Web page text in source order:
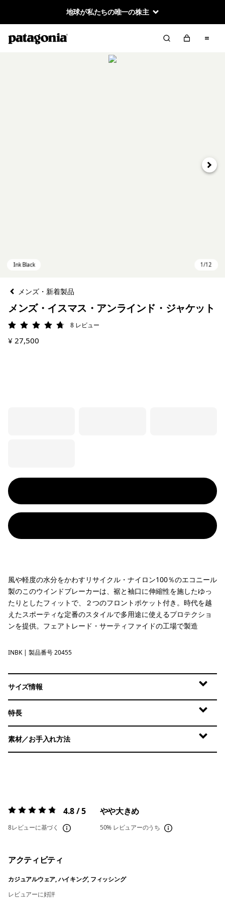
地球が私たちの唯一の株主
次へ
メンズ・新着製品
メンズ・イスマス・アンラインド・ジャケット
評価: 4.8 / 5
8 レビュー
¥ 27,500
風や軽度の水分をかわすリサイクル・ナイロン100％のエコニール
製のこのウインドブレーカーは、裾と袖口に伸縮性を施したゆっ
たりとしたフィットで、２つのフロントポケット付き。時代を越
えたスポーティな定番のスタイルで多用途に使えるプロテクショ
ンを提供。フェアトレード・サーティファイドの工場で製造
Ink Black
INBK | 製品番号 20455
サイズ情報
特長
素材／お手入れ方法
評価:4.8 / 5 4.8 / 5
8レビューに基づく
やや大きめ
50% レビュアーのうち
アクティビティ
カジュアルウェア, ハイキング, フィッシング
レビュアーに好評